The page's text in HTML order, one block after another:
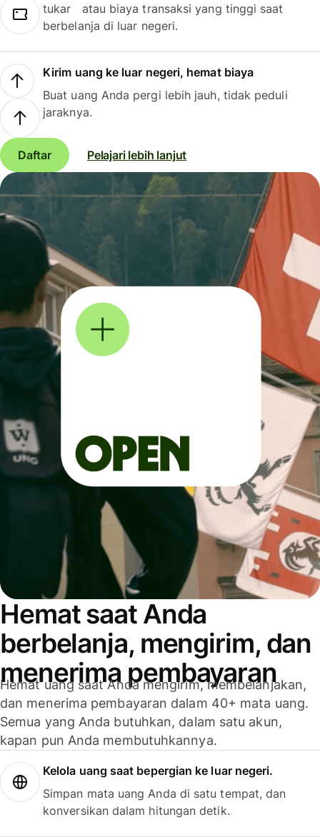
tukar atau biaya transaksi yang tinggi saat
berbelanja di luar negeri.
Kirim uang ke luar negeri, hemat biaya
Buat uang Anda pergi lebih jauh, tidak peduli
jaraknya.
Daftar Pelajari lebih lanjut
Hemat saat Anda
berbelanja, mengirim, dan
menerima pembayaran
Hemat uang saat Anda mengirim, membelanjakan,
dan menerima pembayaran dalam 40+ mata uang.
Semua yang Anda butuhkan, dalam satu akun,
kapan pun Anda membutuhkannya.
Kelola uang saat bepergian ke luar negeri.
Simpan mata uang Anda di satu tempat, dan
konversikan dalam hitungan detik.